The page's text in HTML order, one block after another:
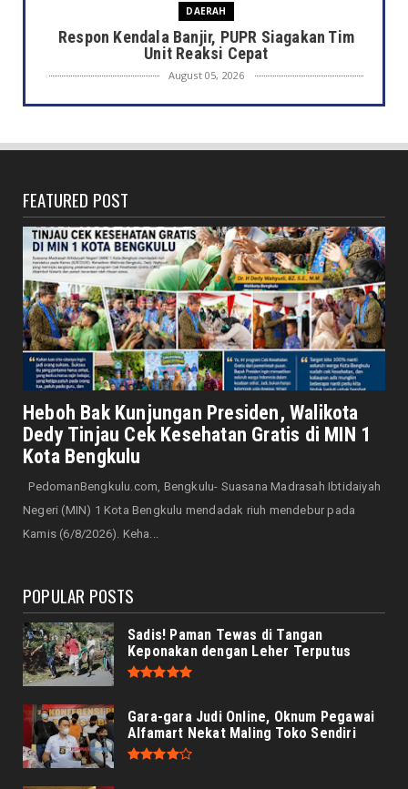
DAERAH
Respon Kendala Banjir, PUPR Siagakan Tim
Unit Reaksi Cepat
August 05, 2026
DAERAH
Pelajar SMP/MTs 2026, 10...
Gerakan Pembagian 5.000 Bendera Merah
Putih Dimulai Jumat In...
August 05, 2026
DAERAH
Satpol PP Kota Bengkulu Amankan Siswa
SMAN 2 Bolos Sekolah
August 05, 2026
DAERAH
Sambut HUT ke-81 RI, Walikota Ajak Warga
Perkuat Gotong Royo...
Momen HUT RI dan Maulid Nabi, BMA Kota
Bengkulu Sambut Baik ...
FEATURED POST
Heboh Bak Kunjungan Presiden, Walikota
Dedy Tinjau Cek Kesehatan Gratis di MIN 1
Kota Bengkulu
PedomanBengkulu.com, Bengkulu- Suasana Madrasah Ibtidaiyah
Negeri (MIN) 1 Kota Bengkulu mendadak riuh mendebur pada
Kamis (6/8/2026). Keha...
POPULAR POSTS
Sadis! Paman Tewas di Tangan
Keponakan dengan Leher Terputus
Gara-gara Judi Online, Oknum Pegawai
Alfamart Nekat Maling Toko Sendiri